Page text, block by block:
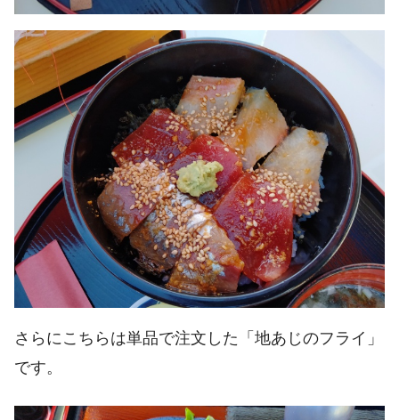
さらにこちらは単品で注文した「地あじのフライ」
です。